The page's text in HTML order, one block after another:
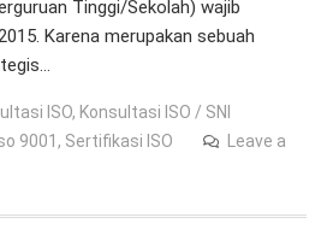
Tinggi/Sekolah) wajib
Karena merupakan sebuah
ISO, Konsultasi ISO / SNI
9001 , Sertifikasi ISO
Leave a